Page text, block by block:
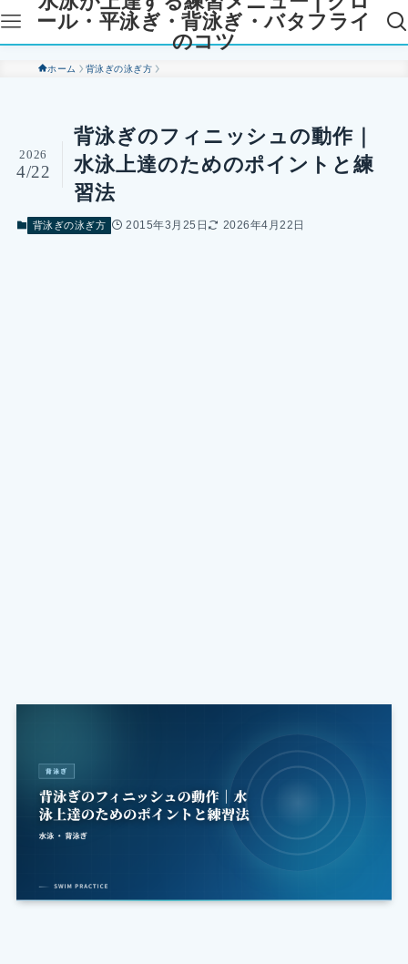
ール・平泳ぎ・背泳ぎ・バタフライ
のコツ
ホーム 背泳ぎの泳ぎ方
背泳ぎのフィニッシュの動作｜
水泳上達のためのポイントと練
習法
2026
4/22
背泳ぎの泳ぎ方 2015年3月25日 2026年4月22日